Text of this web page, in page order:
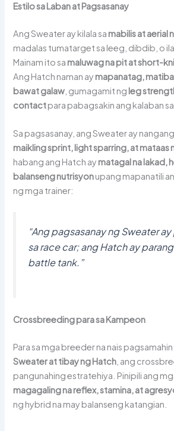
Estilo sa Laban at Pagsasanay
Ang Sweater ay kilala sa mabilis at aerial
madalas tumatarget sa leeg, dibdib, o
Mainam ito sa maluwag na pit at short-
Ang Hatch naman ay mapanatag,
bawat galaw , gumagamit ng leg
contactpara pabagsakin ang kalaban
Sa pagsasanay, ang Sweater ay
maikling sprint, light sparring, at mataas
habang ang Hatch ay matagal na lakad,
balanseng nutrisyonupang mapanatili
ng mga trainer:
“Ang pagsasanay ng Sweater
sa race car; ang Hatch ay
battle tank.”
Crossbreeding para sa Kampeon
Para sa mga breeder na nais
Sweater at tibay ng Hatch , ang
pangunahing estratehiya. Pinipili ang
magagaling na reflex, stamina, at
ng hybrid na may balanseng katangian.